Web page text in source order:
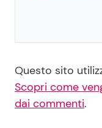
Questo sito
Scopri come
dai commenti.